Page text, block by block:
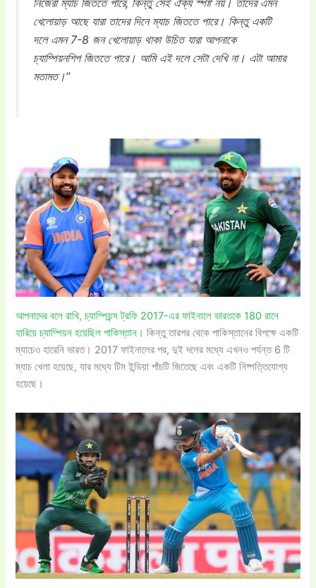
খেলোয়াড় আছে যারা তাদের দিনে ম্যাচ জিততে পারে। কিন্তু একটি
দলে এমন 7-8 জন খেলোয়াড় থাকা উচিত যারা আপনাকে
চ্যাম্পিয়নশিপ জিততে পারে। আমি এই দলে সেটা দেখি না। এটা আমার
মতামত।”
আপনাদের বলে রাখি, চ্যাম্পিয়ন্স ট্রফি 2017-এর ফাইনালে ভারতকে 180 রানে
হারিয়ে চ্যাম্পিয়ন হয়েছিল পাকিস্তান। কিন্তু তারপর থেকে পাকিস্তানের বিপক্ষে একটি
ম্যাচেও হারেনি ভারত। 2017 ফাইনালের পর, দুই দলের মধ্যে এখনও পর্যন্ত 6 টি
ম্যাচ খেলা হয়েছে, যার মধ্যে টিম ইন্ডিয়া পাঁচটি জিতেছে এবং একটি নিষ্পত্তিযোগ্য
হয়েছে।